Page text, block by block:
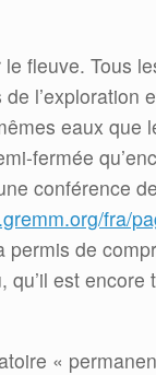
fleuve. Tous
l’exploration
eaux que
fermée
conférence
fra/
permis de
qu’il est
«